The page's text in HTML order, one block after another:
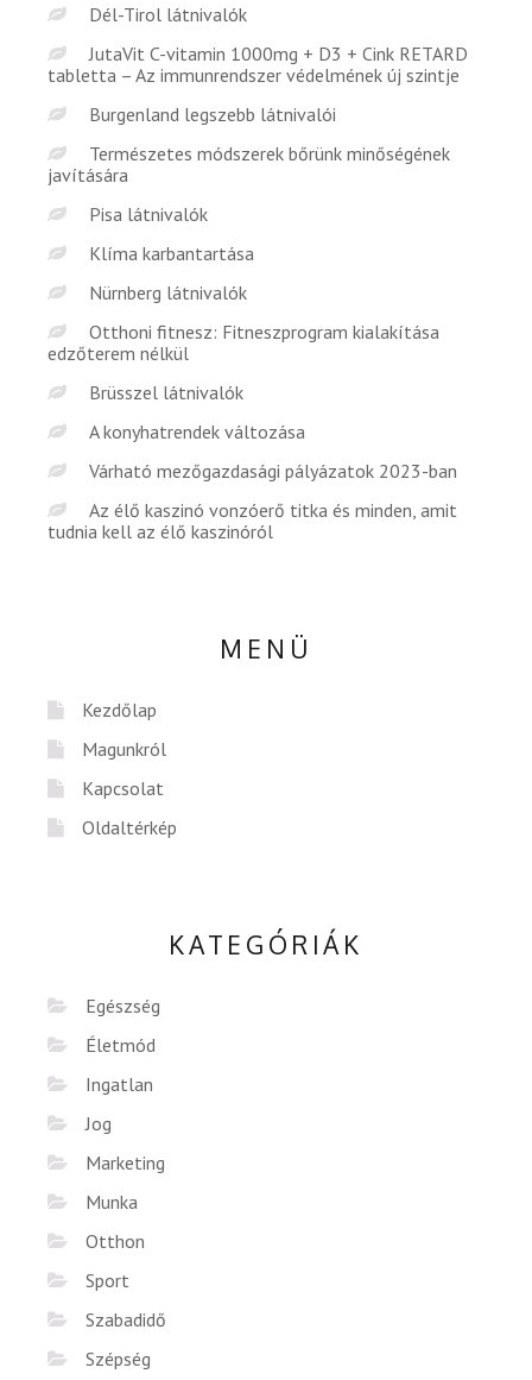
Dél-Tirol látnivalók
JutaVit C-vitamin 1000mg + D3 + Cink RETARD
tabletta – Az immunrendszer védelmének új szintje
Burgenland legszebb látnivalói
Természetes módszerek bőrünk minőségének
javítására
Pisa látnivalók
Klíma karbantartása
Nürnberg látnivalók
Otthoni fitnesz: Fitneszprogram kialakítása
edzőterem nélkül
Brüsszel látnivalók
A konyhatrendek változása
Várható mezőgazdasági pályázatok 2023-ban
Az élő kaszinó vonzóerő titka és minden, amit
tudnia kell az élő kaszinóról
MENÜ
Kezdőlap
Magunkról
Kapcsolat
Oldaltérkép
KATEGÓRIÁK
Egészség
Életmód
Ingatlan
Jog
Marketing
Munka
Otthon
Sport
Szabadidő
Szépség